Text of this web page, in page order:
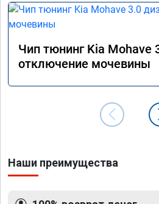
Чип тюнинг Kia Mohave
отключение мочевины
Наши преимущества